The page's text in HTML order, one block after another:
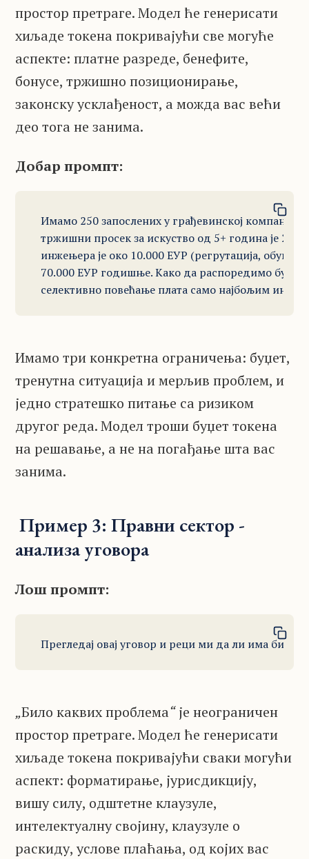
простор претраге. Модел ће генерисати
хиљаде токена покривајући све могуће
аспекте: платне разреде, бенефите,
бонусе, тржишно позиционирање,
законску усклађеност, а можда вас већи
део тога не занима.
Добар промпт:
Имамо 250 запослених у грађевинској
тржишни просек за искуство од 5+ година је
инжењера је око 10.000 ЕУР (регрутација, обука,
70.000 ЕУР годишње. Како да распоредимо буџет
селективно повећање плата само најбољим
Имамо три конкретна ограничења: буџет,
тренутна ситуација и мерљив проблем, и
једно стратешко питање са ризиком
другог реда. Модел троши буџет токена
на решавање, а не на погађање шта вас
занима.
Пример 3: Правни сектор -
анализа уговора
Лош промпт:
Прегледај овај уговор и реци ми да ли има било
„Било каквих проблема“је неограничен
простор претраге. Модел ће генерисати
хиљаде токена покривајући сваки могући
аспект: форматирање, јурисдикцију,
вишу силу, одштетне клаузуле,
интелектуалну својину, клаузуле о
раскиду, услове плаћања, од којих вас